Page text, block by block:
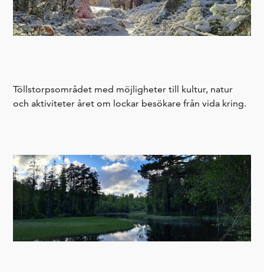
Töllstorpsområdet med möjligheter till kultur, natur
och aktiviteter året om lockar besökare från vida kring.